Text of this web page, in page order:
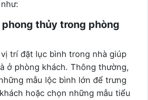
thủy trong phòng
trí đặt lục bình trong nhà giúp
ở phòng khách. Thông thường,
mẫu lộc bình lớn để trưng
hoặc chọn những mẫu tiểu